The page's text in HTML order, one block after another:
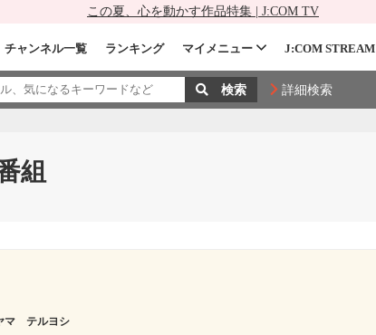
この夏、心を動かす作品特集 | J:COM TV
チャンネル一覧 ランキング マイメニュー J:COM STREAM
詳細検索
組
マ テルヨシ